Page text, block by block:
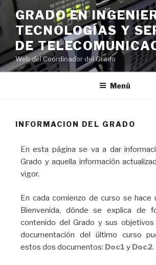
GRADO EN
TECNOLOGÍAS Y
DE
Web del Coordinador del Grado
Menú
INFORMACION DEL GRADO
En esta página se va a dar
Grado y aquella información
vigor.
En cada comienzo de curso se hace
Bienvenida, dónde se explica de
contenido del Grado y sus objetivos
documentación del último curso
estos dos documentos: Doc1 y Doc2.